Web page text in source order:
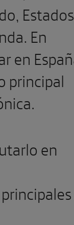
Estados
En
en
principal
en